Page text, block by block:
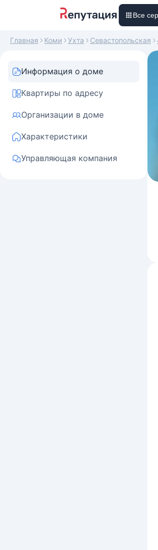
Все
Главная Коми Ухта Севастопольская
Информация о доме
Квартиры по адресу
Организации в доме
Характеристики
Управляющая компания